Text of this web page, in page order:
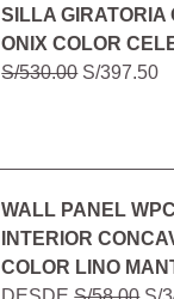
SILLA GIRATORIA
ONIX COLOR
S/530.00S/397.50
WALL PANEL
INTERIOR
COLOR LINO